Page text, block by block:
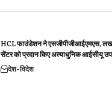
HCL फाउंडेशन ने एसजीपीजीआईएमएस,
सेंटर को प्रदान किए अत्याधुनिक आईसीयू
देश-विदेश